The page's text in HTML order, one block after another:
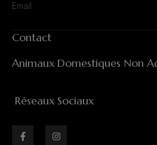
Contact
Animaux Domestiques Non
Réseaux Sociaux